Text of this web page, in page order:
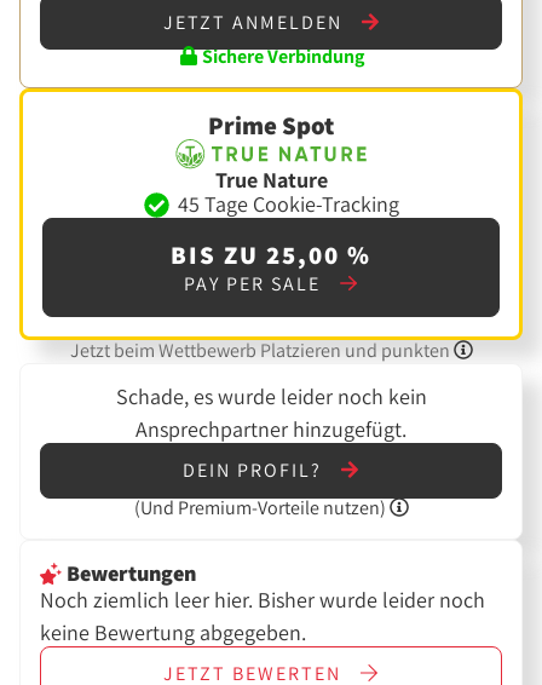
JETZT ANMELDEN
Sichere Verbindung
Prime Spot
True Nature
45 Tage Cookie-Tracking
BIS ZU 25,00 %
PAY PER SALE
Jetzt beim Wettbewerb Platzieren und punkten
Schade, es wurde leider noch kein
Ansprechpartner hinzugefügt.
DEIN PROFIL?
(UndPremium-Vorteile nutzen)
Bewertungen
Noch ziemlich leer hier. Bisher wurde leider noch
keine Bewertung abgegeben.
JETZT BEWERTEN